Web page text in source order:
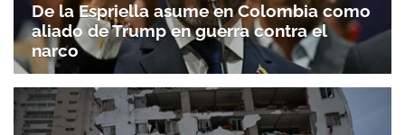
De la Espriella asume en Colombia como
aliado de Trump en guerra contra el
narco